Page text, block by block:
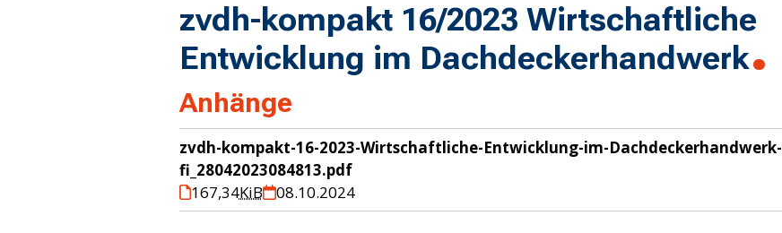
zvdh-kompakt 16/2023 Wirtschaftliche
Entwicklung im Dachdeckerhandwerk
Anhänge
zvdh-kompakt-16-2023-Wirtschaftliche-Entwicklung-im-Dachdeckerhandwerk-
fi_28042023084813.pdf
167,34KiB 08.10.2024